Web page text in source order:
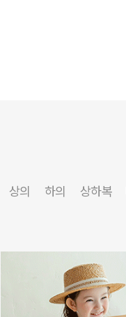
상의 하의 상하복